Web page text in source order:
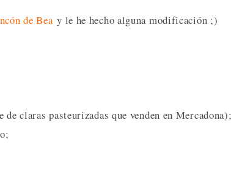
de Bea y le he hecho alguna modificación ;)
claras pasteurizadas que venden en Mercadona);